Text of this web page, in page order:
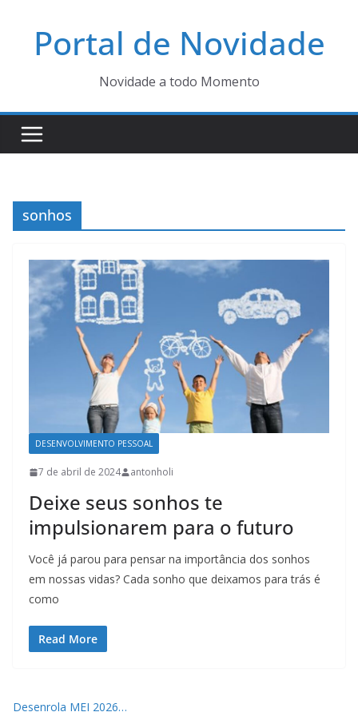
Portal de Novidade
Novidade a todo Momento
sonhos
DESENVOLVIMENTO PESSOAL
7 de abril de 2024 antonholi
Deixe seus sonhos te
impulsionarem para o futuro
Você já parou para pensar na importância dos sonhos
em nossas vidas? Cada sonho que deixamos para trás é
como
Read More
Desenrola MEI 2026…